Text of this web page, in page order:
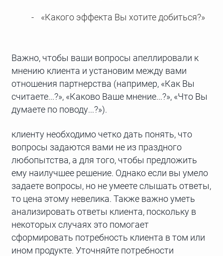
«Какого эффекта Вы хотите добиться?»
Важно, чтобы ваши вопросы апеллировали к
мнению клиента и установим между вами
отношения партнерства (например, «Как Вы
считаете...?», «Каково Ваше мнение...?», «Что Вы
думаете по поводу...?»).
клиенту необходимо четко дать понять, что
вопросы задаются вами не из праздного
любопытства, а для того, чтобы предложить
ему наилучшее решение. Однако если вы умело
задаете вопросы, но не умеете слышать ответы,
то цена этому невелика. Также важно уметь
анализировать ответы клиента, поскольку в
некоторых случаях это помогает
сформировать потребность клиента в том или
ином продукте. Уточняйте потребности